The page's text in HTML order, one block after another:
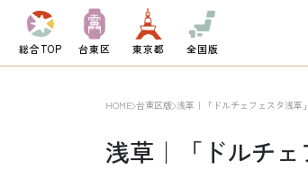
総合TOP 台東区 東京都 全国版
HOME 台東区版 浅草｜「ドルチェフェスタ浅草
浅草｜「ドルチ